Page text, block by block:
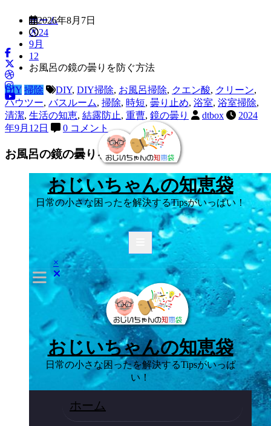
ン
ツ
へ
ス
キ
ッ
プ
2026年8月7日
おじいちゃんの知恵袋
日常の小さな困ったを解決するTipsがいっぱい！
×
おじいちゃんの知恵袋
日常の小さな困ったを解決するTipsがいっぱ
い！
ホーム
ホーム
2024
9月
12
お風呂の鏡の曇りを防ぐ方法
DIY 掃除 DIY, DIY掃除, お風呂掃除, クエン酸, クリーン,
ハウツー, バスルーム, 掃除, 時短, 曇り止め, 浴室, 浴室掃除,
清潔, 生活の知恵, 結露防止, 重曹, 鏡の曇り dtbox
2024
年9月12日
0 コメント
お風呂の鏡の曇りを防ぐ方法